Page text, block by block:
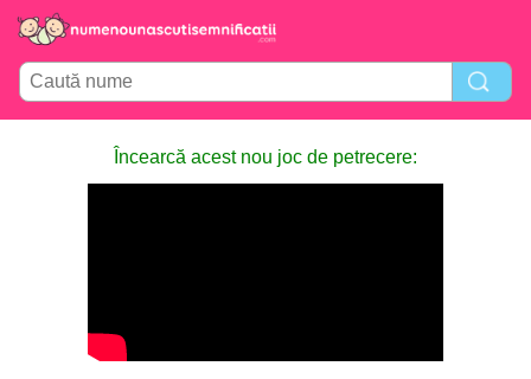
Încearcă acest nou joc de petrecere: